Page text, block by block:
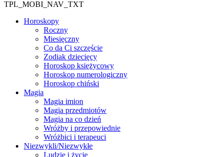
TPL_MOBI_NAV_TXT
Horoskopy
Roczny
Miesięczny
Co da Ci szczęście
Zodiak dziecięcy
Horoskop księżycowy
Horoskop numerologiczny
Horoskop chiński
Magia
Magia imion
Magia przedmiotów
Magia na co dzień
Wróżby i przepowiednie
Wróżbici i terapeuci
Niezwykli/Niezwykłe
Ludzie i życie